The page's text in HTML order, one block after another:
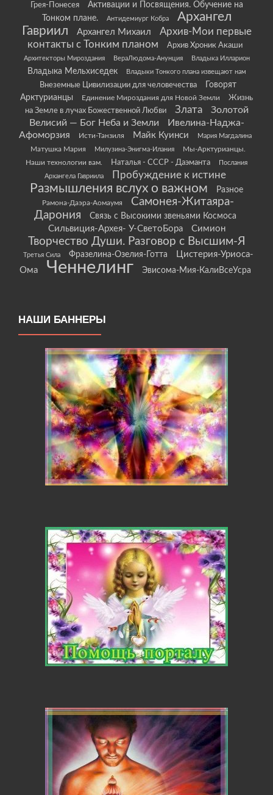
Грея-Понесея
Активации и Посвящения. Обучение на
Тонком плане.
Антидемиург Кобра
Архангел
Гавриил
Архангел Михаил
Архив-Мои первые
контакты с Тонким планом
Архив Хроник Акаши
Архитекторы Мироздания ВераЛюдома-Анунция Владыка Илларион
Владыка Мельхиседек Владыки Тонкого плана извещают нам
Внеземные Цивилизации для человечества
Говорят
Арктурианцы
Единение Мироздания для Новой Земли
Жизнь
на Земле в лучах Божественной Любви
Злата
Золотой
Велисий — Бог Неба и Земли
Ивелина-Наджа-
Афоморзия
Исти-Танзиля Майк Куинси Мария Магдалина
Матушка Мария Милузина-Энигма-Илания
Мы-Арктурианцы.
Наши технологии вам.
Наталья - СССР - Даэманта
Послания
Архангела Гавриила
Пробуждение к истине
Размышления вслух о важном Разное
Рамона-Даэра-Аомаумя
Самонея-Житаяра-
Дарония
Связь с Высокими звеньями Космоса
Сильвиция-Архея- У-СветоБора Симион
Творчество Души. Разговор с Высшим-Я
Третья Сила Фразелина-Озелия-Готта
Цистерия-Уриоса-
Ома
Ченнелинг Эвисома-Мия-КалиВсеУсра
НАШИ БАННЕРЫ